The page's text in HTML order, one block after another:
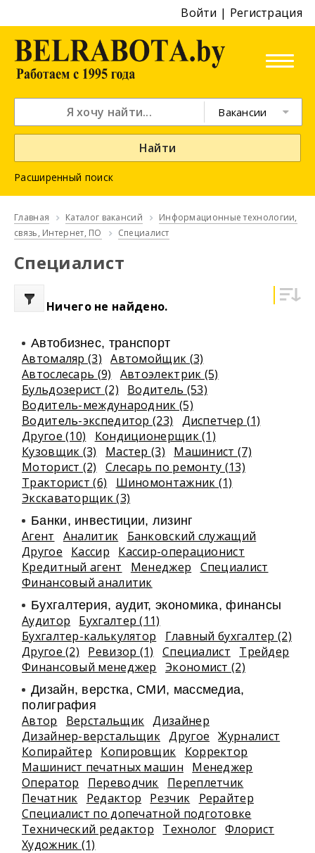
Войти | Регистрация
Вакансии
Найти
Расширенный поиск
Главная Каталог вакансий
Информационные технологии,
связь, Интернет, ПО
Специалист
Специалист
Ничего не найдено.
Автобизнес, транспорт
Автомаляр (3)
Автомойщик (3)
Автослесарь (9)
Автоэлектрик (5)
Бульдозерист (2)
Водитель (53)
Водитель-международник (5)
Водитель-экспедитор (23)
Диспетчер (1)
Другое (10)
Кондиционерщик (1)
Кузовщик (3)
Мастер (3)
Машинист (7)
Моторист (2)
Слесарь по ремонту (13)
Тракторист (6)
Шиномонтажник (1)
Экскаваторщик (3)
Банки, инвестиции, лизинг
Агент Аналитик
Банковский служащий
Другое
Кассир
Кассир-операционист
Кредитный агент
Менеджер
Специалист
Финансовый аналитик
Бухгалтерия, аудит, экономика, финансы
Аудитор
Бухгалтер (11)
Бухгалтер-калькулятор
Главный бухгалтер (2)
Другое (2)
Ревизор (1) Специалист
Трейдер
Финансовый менеджер
Экономист (2)
Дизайн, верстка, СМИ, массмедиа,
полиграфия
Автор Верстальщик Дизайнер
Дизайнер-верстальщик Другое
Журналист
Копирайтер
Копировщик
Корректор
Машинист печатных машин
Менеджер
Оператор
Переводчик
Переплетчик
Печатник
Редактор Резчик
Рерайтер
Специалист по допечатной подготовке
Технический редактор
Технолог Флорист
Художник (1)